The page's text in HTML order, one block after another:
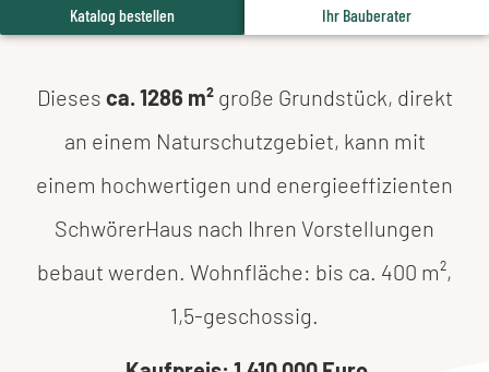
Katalog bestellen Ihr Bauberater
Dieses ca. 1286 m²große Grundstück, direkt
an einem Naturschutzgebiet, kann mit
einem hochwertigen und energieeffizienten
SchwörerHaus nach Ihren Vorstellungen
bebaut werden. Wohnfläche: bis ca. 400 m²,
1,5-geschossig.